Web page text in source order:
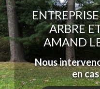
ARBRE
AMAND
Nous
en